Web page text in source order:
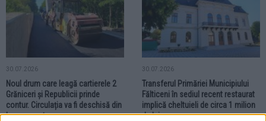
30.07.2026
Noul drum care leagă cartierele 2
Grăniceri și Republicii prinde
contur. Circulația va fi deschisă din
luna august
30.07.2026
Transferul Primăriei Municipiului
Fălticeni în sediul recent restaurat
implică cheltuieli de circa 1 milion
de lei